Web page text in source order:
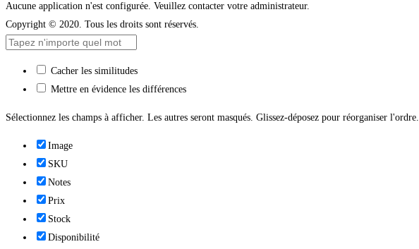
Aucune application n'est configurée. Veuillez contacter votre administrateur.
Copyright © 2020. Tous les droits sont réservés.
Cacher les similitudes
Mettre en évidence les différences
Sélectionnez les champs à afficher. Les autres seront masqués. Glissez-déposez pour réorganiser l'ordre.
Image
SKU
Notes
Prix
Stock
Disponibilité